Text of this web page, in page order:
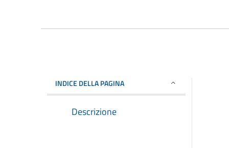
INDICE DELLA PAGINA
Descrizione